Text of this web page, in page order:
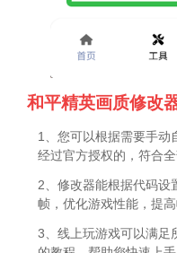
和平精英画质修改
1、您可以根据需要手动
经过官方授权的，符合
2、修改器能根据代码设
帧，优化游戏性能，提
3、线上玩游戏可以满足